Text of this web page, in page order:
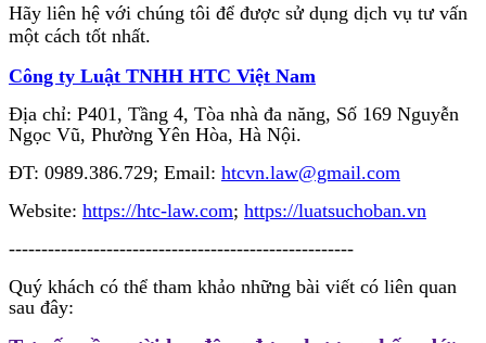
Hãy liên hệ với chúng tôi để được sử dụng dịch vụ tư vấn
một cách tốt nhất.
Công ty Luật TNHH HTC Việt Nam
Địa chỉ: P401, Tầng 4, Tòa nhà đa năng, Số 169 Nguyễn
Ngọc Vũ, Phường Yên Hòa, Hà Nội.
ĐT: 0989.386.729; Email: htcvn.law@gmail.com
Website: https://htc-law.com; https://luatsuchoban.vn
-----------------------------------------------------
Quý khách có thể tham khảo những bài viết có liên quan
sau đây: